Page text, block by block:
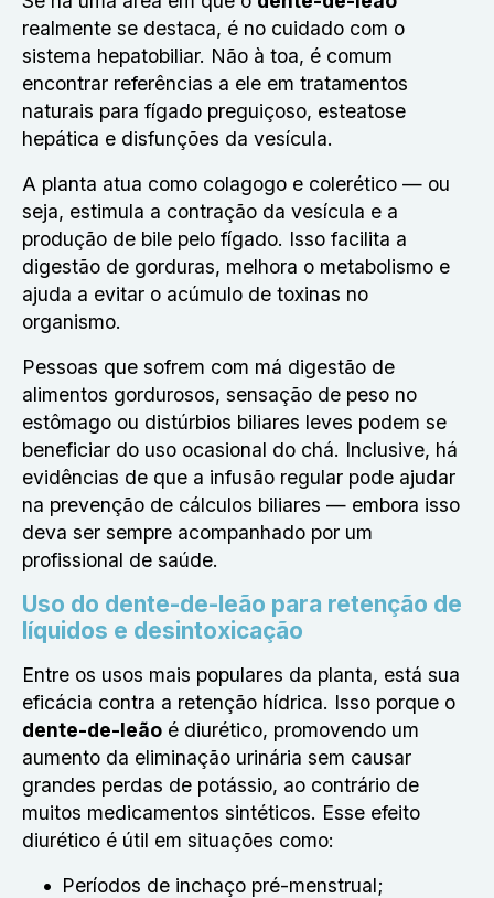
realmente se destaca, é no cuidado com o
sistema hepatobiliar. Não à toa, é comum
encontrar referências a ele em tratamentos
naturais para fígado preguiçoso, esteatose
hepática e disfunções da vesícula.
A planta atua como colagogo e colerético — ou
seja, estimula a contração da vesícula e a
produção de bile pelo fígado. Isso facilita a
digestão de gorduras, melhora o metabolismo e
ajuda a evitar o acúmulo de toxinas no
organismo.
Pessoas que sofrem com má digestão de
alimentos gordurosos, sensação de peso no
estômago ou distúrbios biliares leves podem se
beneficiar do uso ocasional do chá. Inclusive, há
evidências de que a infusão regular pode ajudar
na prevenção de cálculos biliares — embora isso
deva ser sempre acompanhado por um
profissional de saúde.
Uso do dente-de-leão para retenção de
líquidos e desintoxicação
Entre os usos mais populares da planta, está sua
eficácia contra a retenção hídrica. Isso porque o
dente-de-leão é diurético, promovendo um
aumento da eliminação urinária sem causar
grandes perdas de potássio, ao contrário de
muitos medicamentos sintéticos. Esse efeito
diurético é útil em situações como:
Períodos de inchaço pré-menstrual;